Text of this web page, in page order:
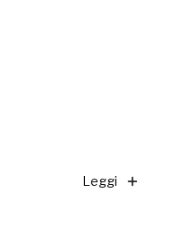
Leggi